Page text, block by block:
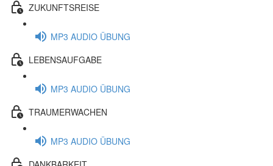
ZUKUNFTSREISE
MP3 AUDIO ÜBUNG
LEBENSAUFGABE
MP3 AUDIO ÜBUNG
TRAUMERWACHEN
MP3 AUDIO ÜBUNG